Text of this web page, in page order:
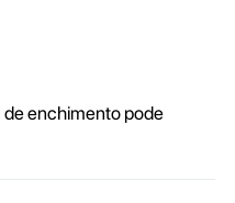
enchimento pode